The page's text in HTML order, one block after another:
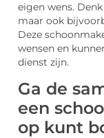
eigen wens.
maar ook
Deze
wensen en
dienst zijn.
Ga de
een
op kunt